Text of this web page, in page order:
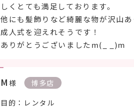
しくとても満足しております。
他にも髪飾りなど綺麗な物が沢山あ
成人式を迎えれそうです！
ありがとうございましたm(_ _)m
M 様
博多店
目的：レンタル